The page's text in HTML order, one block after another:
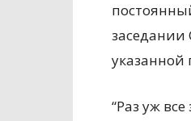
заседании
указанной
“Раз уж